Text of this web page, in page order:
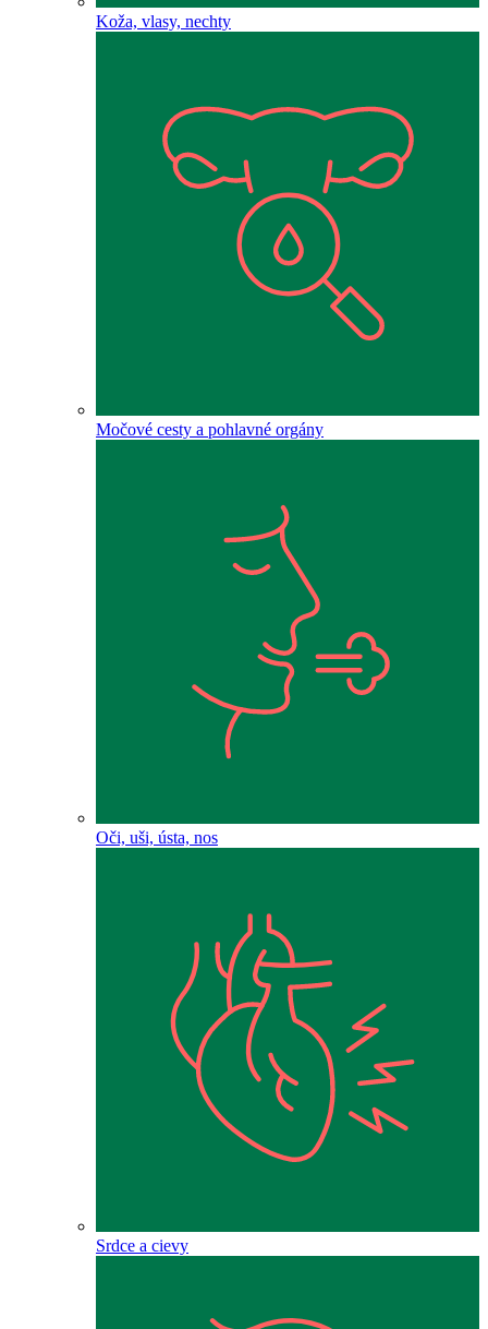
Koža, vlasy, nechty
Močové cesty a pohlavné orgány
Oči, uši, ústa, nos
Srdce a cievy